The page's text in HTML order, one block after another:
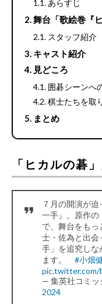
あらすじ
舞台「歌絵巻『
スタッフ紹介
キャスト紹介
見どころ
囲碁シーンへ
棋士たちを取
まとめ
「ヒカルの碁
７月の開演が
一手』。原作の
で、舞台をも
士・佐為と出会
手」を追究しな
ます。 #小畑
pic.twitter.com/
— 集英社コミッ
2024